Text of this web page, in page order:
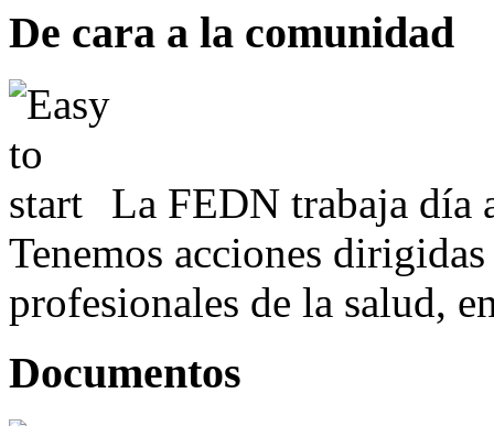
De cara a la comunidad
La FEDN trabaja día
Tenemos acciones
profesionales de la salud,
Documentos